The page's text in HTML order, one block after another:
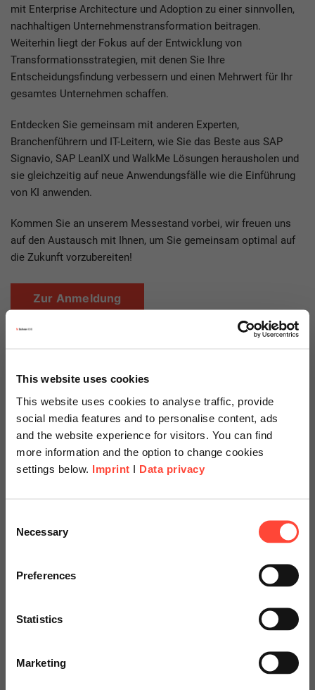
This website uses cookies
This website uses cookies to analyse traffic, provide
social media features and to personalise content, ads
and the website experience for visitors. You can find
more information and the option to change cookies
settings below. Imprint I Data privacy
Selection
Necessary
Preferences
Statistics
Marketing
mit Enterprise Architecture und Adoption zu einer sinnvollen,
nachhaltigen Unternehmenstransformation beitragen.
Weiterhin liegt der Fokus auf der Entwicklung von
Transformationsstrategien, mit denen Sie Ihre
Entscheidungsfindung verbessern und einen Mehrwert für Ihr
gesamtes Unternehmen schaffen.
Entdecken Sie gemeinsam mit anderen Experten,
Branchenführern und IT-Leitern, wie Sie das Beste aus SAP
Signavio, SAP LeanIX und WalkMe Lösungen herausholen und
sie gleichzeitig auf neue Anwendungsfälle wie die Einführung
von KI anwenden.
Kommen Sie an unserem Messestand vorbei, wir freuen uns
auf den Austausch mit Ihnen, um Sie gemeinsam optimal auf
die Zukunft vorzubereiten!
Zur Anmeldung
Ihr Ansprechpartner
specially adapted offers and